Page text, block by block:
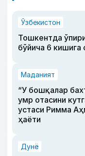
Ўзбекистон
Тошкентда
бўйича 6 кишига
Маданият
“У бошқалар
умр отасини
устаси Римма
ҳаёти
Дунё